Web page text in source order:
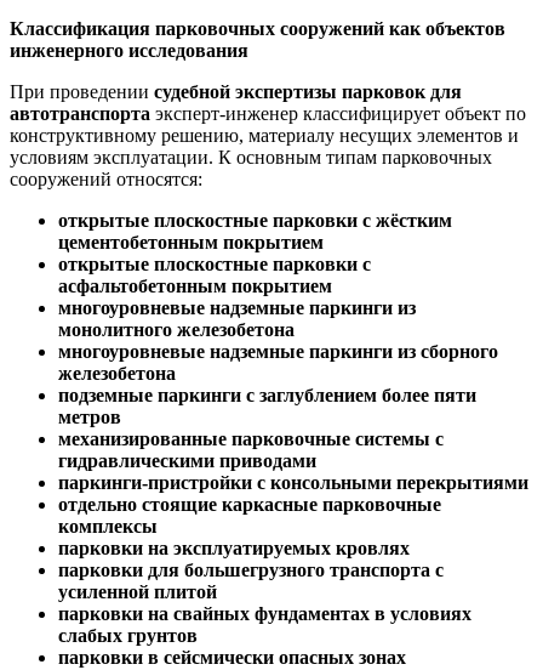
Классификация парковочных сооружений как объектов
инженерного исследования
При проведении судебной экспертизы парковок для
автотранспорта эксперт-инженер классифицирует объект по
конструктивному решению, материалу несущих элементов и
условиям эксплуатации. К основным типам парковочных
сооружений относятся:
открытые плоскостные парковки с жёстким
цементобетонным покрытием
открытые плоскостные парковки с
асфальтобетонным покрытием
многоуровневые надземные паркинги из
монолитного железобетона
многоуровневые надземные паркинги из сборного
железобетона
подземные паркинги с заглублением более пяти
метров
механизированные парковочные системы с
гидравлическими приводами
паркинги-пристройки с консольными перекрытиями
отдельно стоящие каркасные парковочные
комплексы
парковки на эксплуатируемых кровлях
парковки для большегрузного транспорта с
усиленной плитой
парковки на свайных фундаментах в условиях
слабых грунтов
парковки в сейсмически опасных зонах